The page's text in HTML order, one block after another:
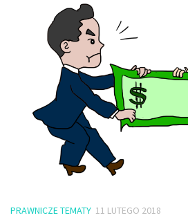
PRAWNICZE TEMATY 11 LUTEGO 2018